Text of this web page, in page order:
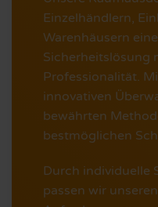
Einzelhändlern,
Warenhäusern
Sicherheitslösung
Professionalität.
innovativen
bewährten
bestmöglichen
Durch individuelle
passen wir